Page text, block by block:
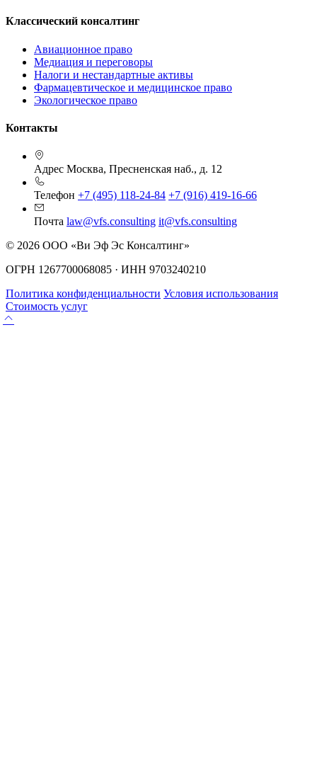
Классический консалтинг
Авиационное право
Медиация и переговоры
Налоги и нестандартные активы
Фармацевтическое и медицинское право
Экологическое право
Контакты
Адрес Москва, Пресненская наб., д. 12
Телефон +7 (495) 118-24-84 +7 (916) 419-16-66
Почта law@vfs.consulting it@vfs.consulting
© 2026 ООО «Ви Эф Эс Консалтинг»
ОГРН 1267700068085 · ИНН 9703240210
Политика конфиденциальности Условия использования
Стоимость услуг